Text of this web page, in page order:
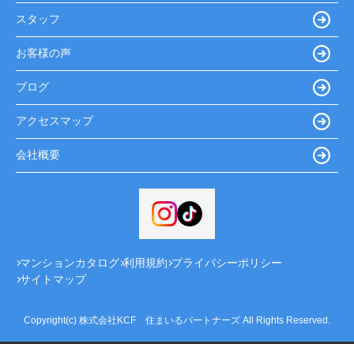
スタッフ
お客様の声
ブログ
アクセスマップ
会社概要
マンションカタログ 利用規約 プライバシーポリシー
サイトマップ
Copyright(c) 株式会社KCF 住まいるパートナーズ All Rights Reserved.